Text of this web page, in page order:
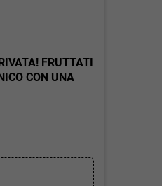
FRUTTATI
CON UNA